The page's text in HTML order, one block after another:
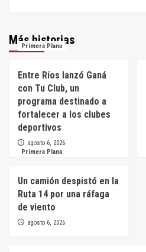
Más historias
Primera Plana
Entre Ríos lanzó Ganá
con Tu Club, un
programa destinado a
fortalecer a los clubes
deportivos
agosto 6, 2026
Primera Plana
Un camión despistó en la
Ruta 14 por una ráfaga
de viento
agosto 6, 2026